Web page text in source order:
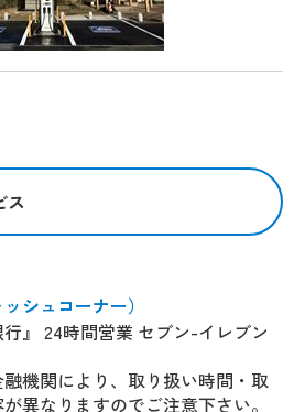
ス
シュコーナー）
行』 24時間営業 セブン-イレブン
融機関により、取り扱い時間・取
異なりますのでご注意下さい。